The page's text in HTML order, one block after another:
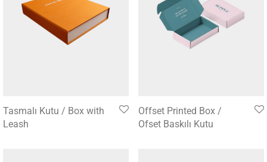
Tasmalı Kutu / Box with
Leash
Offset Printed Box /
Ofset Baskılı Kutu